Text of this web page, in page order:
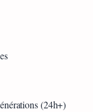
(24h+)